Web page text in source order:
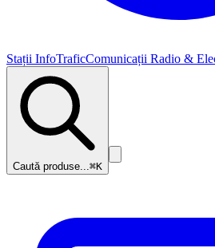
Stații InfoTraficComunicații Radio &
Caută produse...⌘K